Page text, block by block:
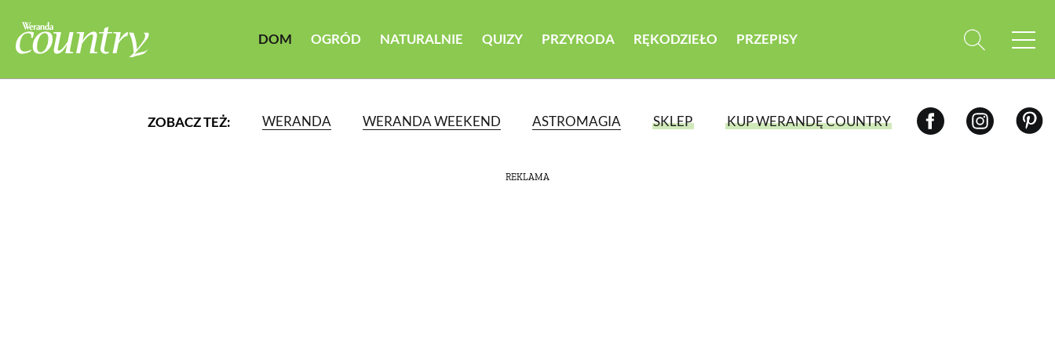
DOM OGRÓD NATURALNIE QUIZY PRZYRODA RĘKODZIEŁO PRZEPISY
ZOBACZ TEŻ: WERANDA WERANDA WEEKEND ASTROMAGIA SKLEP KUP WERANDĘ COUNTRY
REKLAMA